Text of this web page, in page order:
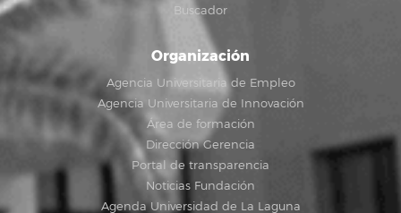
Buscador
Organización
Agencia Universitaria de Empleo
Agencia Universitaria de Innovación
Área de formación
Dirección Gerencia
Portal de transparencia
Noticias Fundación
Agenda Universidad de La Laguna